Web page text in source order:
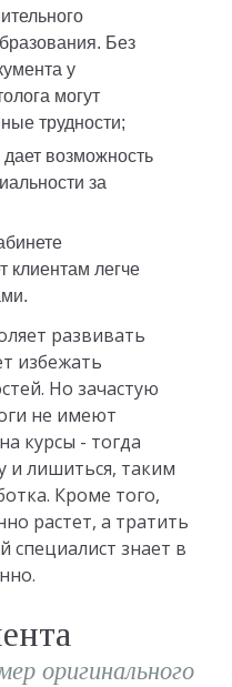
Без
у
могут
трудности;
за
клиентам легче
развивать
избежать
Но зачастую
не имеют
курсы - тогда
и лишиться, таким
Кроме того,
растет, а тратить
специалист знает в
оригинального